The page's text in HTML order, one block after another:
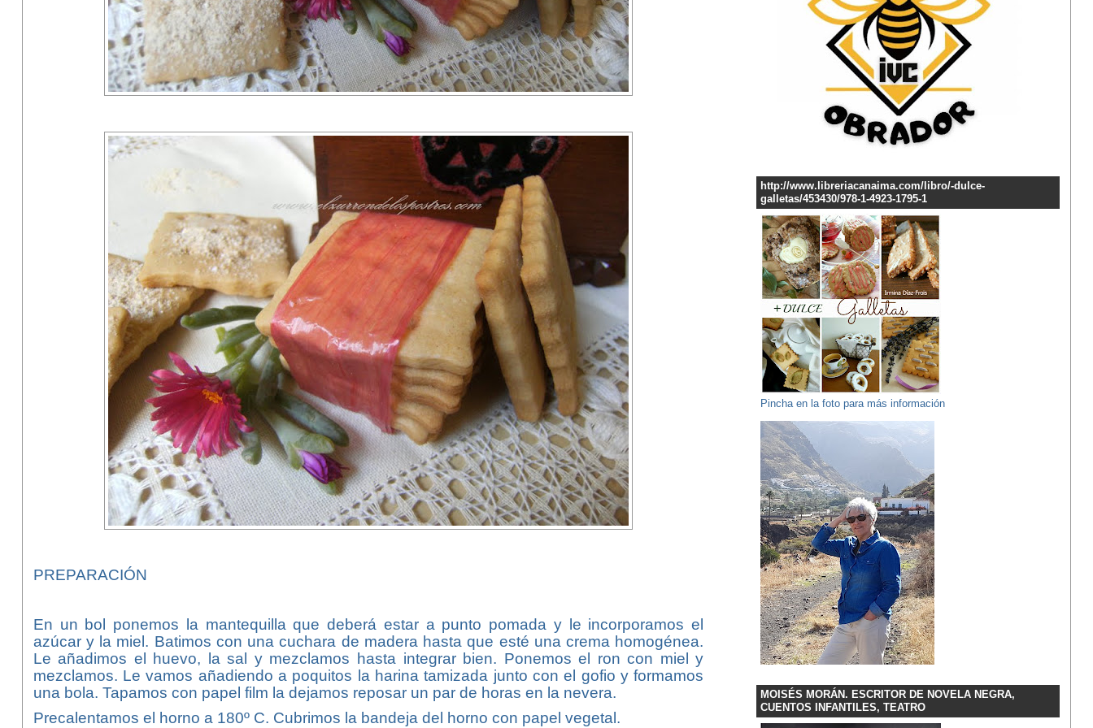
PREPARACIÓN
En un bol ponemos la mantequilla que deberá estar a punto pomada y le incorporamos el
azúcar y la miel. Batimos con una cuchara de madera hasta que esté una crema homogénea.
Le añadimos el huevo, la sal y mezclamos hasta integrar bien. Ponemos el ron con miel y
mezclamos. Le vamos añadiendo a poquitos la harina tamizada junto con el gofio y formamos
una bola. Tapamos con papel film la dejamos reposar un par de horas en la nevera.
Precalentamos el horno a 180º C. Cubrimos la bandeja del horno con papel vegetal.
http://www.libreriacanaima.com/libro/-dulce-
galletas/453430/978-1-4923-1795-1
Pincha en la foto para más información
MOISÉS MORÁN. ESCRITOR DE NOVELA NEGRA,
CUENTOS INFANTILES, TEATRO